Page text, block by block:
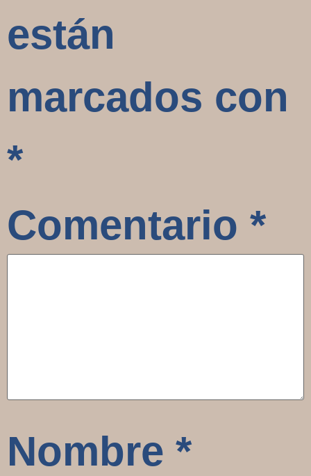
están
marcados con
*
Comentario *
Nombre *